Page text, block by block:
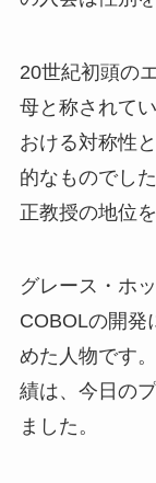
20世紀初頭の
母と称されて
おける対称性
的なものでし
正教授の地位
グレース・ホ
COBOLの開発
めた人物です
績は、今日の
ました。